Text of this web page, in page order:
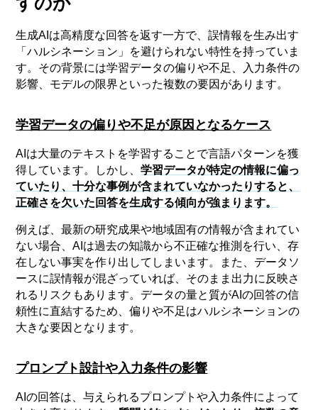
生成AIは高精度な回答を返す一方で、誤情報を生み出す
「ハルシネーション」を避けられない特性を持っていま
す。その背景には学習データの偏りや不足、入力条件の
影響、モデルの限界といった複数の要因があります。
学習データの偏りや不足が原因となるケース
AIは大量のテキストを学習することで言語パターンを獲
得しています。しかし、学習データが特定の情報に偏っ
ていたり、十分な事例が含まれていなかったりすると、
正確さを欠いた回答を生成する傾向が強まります。
例えば、最新の研究成果や地域固有の情報が含まれてい
ない場合、AIは過去の知識から不正確な推測を行い、存
在しない事実を作り出してしまいます。また、データソ
ースに誤情報が混ざっていれば、そのまま出力に反映さ
れるリスクもあります。データの量と質がAIの回答の信
頼性に直結するため、偏りや不足はハルシネーションの
大きな要因となります。
プロンプト設計や入力条件の影響
AIの回答は、与えられるプロンプトや入力条件によって